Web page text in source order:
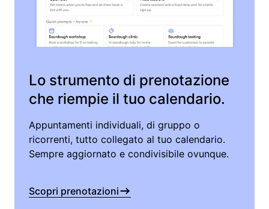
Lo strumento di prenotazione
che riempie il tuo calendario.
Appuntamenti individuali, di gruppo o
ricorrenti, tutto collegato al tuo calendario.
Sempre aggiornato e condivisibile ovunque.
Scopri prenotazioni